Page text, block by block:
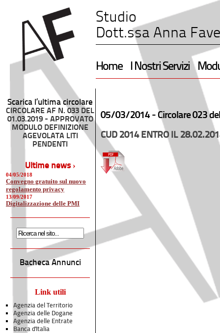
Studio
Dott.ssa Anna
Home I Nostri Servizi
Scarica l’ultima circolare
CIRCOLARE AF N. 033 DEL
01.03.2019 - APPROVATO
MODULO DEFINIZIONE
AGEVOLATA LITI
PENDENTI
Ultime news ›
04/05/2018
Convegno gratuito sul nuovo
regolamento privacy
13/09/2017
Digitalizzazione delle PMI
Bacheca Annunci
Link utili
Agenzia del Territorio
Agenzia delle Dogane
Agenzia delle Entrate
Banca d'Italia
05/03/2014 - Circolare 023
CUD 2014 ENTRO IL